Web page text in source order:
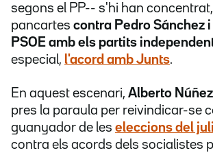
segons el PP-- s'hi han
pancartes contra Pedro Sánchez
PSOE amb els partits
especial, l'acord amb Junts.
En aquest escenari, Alberto
pres la paraula per reivindicar-se
guanyador de les eleccions del
contra els acords dels socialistes